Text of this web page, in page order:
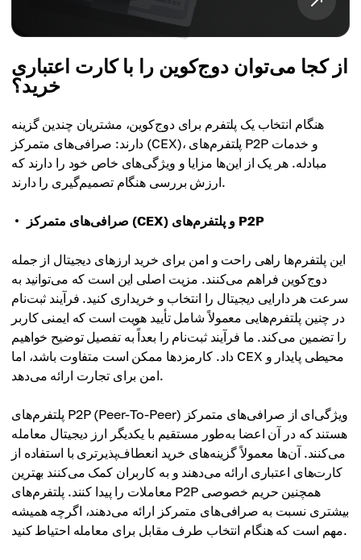
از کجا می‌توان دوج‌کوین را با کارت اعتباری
خرید؟
هنگام انتخاب یک پلتفرم برای دوج‌کوین، مشتریان چندین گزینه
دارند: صرافی‌های متمرکز (CEX)، پلتفرم‌های P2P و خدمات
مبادله. هر یک از این‌ها مزایا و ویژگی‌های خاص خود را دارند که
ارزش بررسی هنگام تصمیم‌گیری را دارند.
صرافی‌های متمرکز (CEX) و پلتفرم‌های P2P
این پلتفرم‌ها راهی راحت و امن برای خرید ارزهای دیجیتال از جمله
دوج‌کوین فراهم می‌کنند. مزیت اصلی این است که می‌توانید به
سرعت هر دارایی دیجیتال را انتخاب و خریداری کنید. فرآیند ثبت‌نام
در چنین پلتفرم‌هایی معمولاً شامل تأیید هویت است که ایمنی کاربر
را تضمین می‌کند. ما فرآیند ثبت‌نام را بعداً به تفصیل توضیح خواهیم
داد. کارمزدها ممکن است متفاوت باشد، اما CEX محیطی پایدار و
امن برای تجارت ارائه می‌دهد.
پلتفرم‌های P2P (Peer-To-Peer) ویژگی‌ای از صرافی‌های متمرکز
هستند که در آن اعضا به‌طور مستقیم با یکدیگر ارز دیجیتال معامله
می‌کنند. آن‌ها معمولاً گزینه‌های خرید انعطاف‌پذیرتری با استفاده از
کارت‌های اعتباری ارائه می‌دهند و به کاربران کمک می‌کنند بهترین
معاملات را پیدا کنند. پلتفرم‌های P2P همچنین حریم خصوصی
بیشتری نسبت به صرافی‌های متمرکز ارائه می‌دهند، اگرچه همیشه
مهم است که هنگام انتخاب طرف مقابل برای معامله احتیاط کنید.